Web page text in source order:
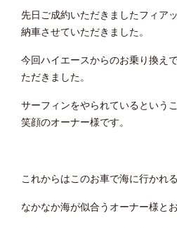
先日ご成約いただきましたフィア
納車させていただきました。
今回ハイエースからのお乗り換え
ただきました。
サーフィンをやられているという
笑顔のオーナー様です。
これからはこのお車で海に行かれ
なかなか海が似合うオーナー様と